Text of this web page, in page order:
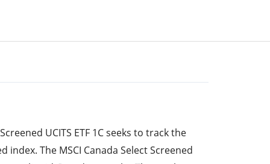
UCITS ETF 1C seeks to track the
index. The MSCI Canada Select Screened